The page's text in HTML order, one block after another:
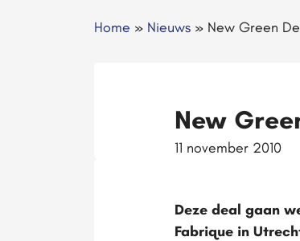
Home » Nieuws » New Green
New
11 november 2010
Deze deal gaan
Fabrique in